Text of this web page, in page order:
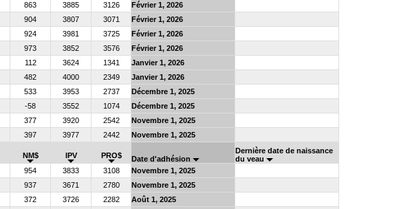
863 3885 3126
Février 1, 2026
904 3807 3071
Février 1, 2026
924 3981 3725
Février 1, 2026
973 3852 3576
Février 1, 2026
112 3624 1341
Janvier 1, 2026
482 4000 2349
Janvier 1, 2026
533 3953 2737
Décembre 1, 2025
-58 3552 1074
Décembre 1, 2025
377 3920 2542
Novembre 1, 2025
397 3977 2442 Novembre 1, 2025
NM$ IPV PRO$ Date d'adhésion
Dernière date de naissance
du veau
954 3833 3108
Novembre 1, 2025
937 3671 2780
Novembre 1, 2025
372 3726 2282
Août 1, 2025